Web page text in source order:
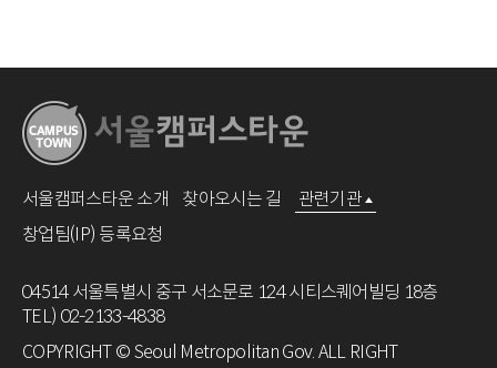
서울캠퍼스타운 소개 찾아오시는 길
관련기관
창업팀(IP) 등록요청
04514 서울특별시 중구 서소문로 124 시티스퀘어빌딩 18층
TEL) 02-2133-4838
COPYRIGHT © Seoul Metropolitan Gov. ALL RIGHT